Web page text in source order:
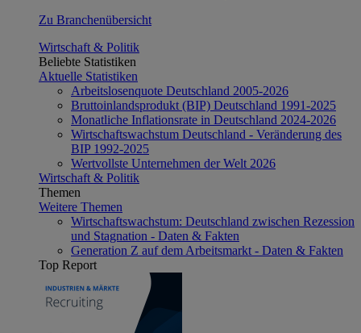
Zu Branchenübersicht
Wirtschaft & Politik
Beliebte Statistiken
Aktuelle Statistiken
Arbeitslosenquote Deutschland 2005-2026
Bruttoinlandsprodukt (BIP) Deutschland 1991-2025
Monatliche Inflationsrate in Deutschland 2024-2026
Wirtschaftswachstum Deutschland - Veränderung des
BIP 1992-2025
Wertvollste Unternehmen der Welt 2026
Wirtschaft & Politik
Themen
Weitere Themen
Wirtschaftswachstum: Deutschland zwischen Rezession
und Stagnation - Daten & Fakten
Generation Z auf dem Arbeitsmarkt - Daten & Fakten
Top Report